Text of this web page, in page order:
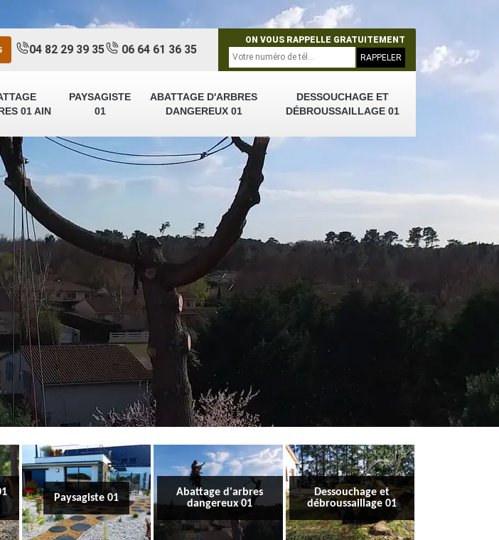
01 AIN
PAYSAGISTE
01
ABATTAGE D'ARBRES
DANGEREUX 01
DESSOUCHAGE ET
DÉBROUSSAILLAGE 01
04 82 29 39 35 06 64 61 36 35
ON VOUS RAPPELLE GRATUITEMENT
Paysagiste 01
Abattage d'arbres
dangereux 01
Dessouchage et
débroussaillage 01